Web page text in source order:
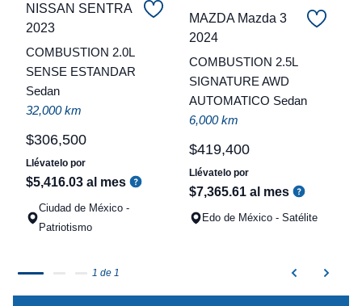
NISSAN SENTRA
2023
COMBUSTION 2.0L
SENSE ESTANDAR
Sedan
32,000 km
$306,500
Llévatelo por
$5,416.03 al mes
Ciudad de México -
Patriotismo
MAZDA Mazda 3
2024
COMBUSTION 2.5L
SIGNATURE AWD
AUTOMATICO Sedan
6,000 km
$419,400
Llévatelo por
$7,365.61 al mes
Edo de México - Satélite
1 de 1